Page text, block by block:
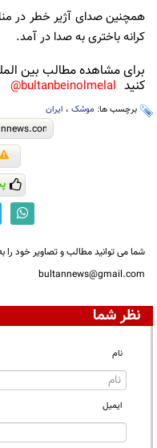
همچنین صدای آژير خطر در
کرانه باختری به صدا در آمد.
برای مشاهده مطالب بین
کنید bultanbeinolmelal@
برچسب ها: موشک ، ایران
شما می توانید مطالب و تصاویر خود را
bultannews@gmail.com
نظر شما
نام
ایمیل